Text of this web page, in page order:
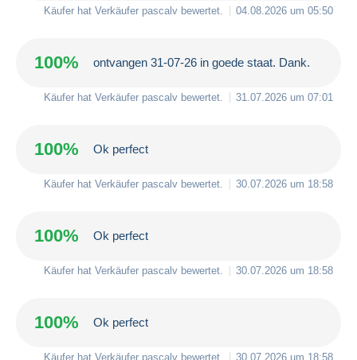
Käufer hat Verkäufer pascalv bewertet. 04.08.2026 um 05:50
100% ontvangen 31-07-26 in goede staat. Dank.
Käufer hat Verkäufer pascalv bewertet. 31.07.2026 um 07:01
100% Ok perfect
Käufer hat Verkäufer pascalv bewertet. 30.07.2026 um 18:58
100% Ok perfect
Käufer hat Verkäufer pascalv bewertet. 30.07.2026 um 18:58
100% Ok perfect
Käufer hat Verkäufer pascalv bewertet. 30.07.2026 um 18:58